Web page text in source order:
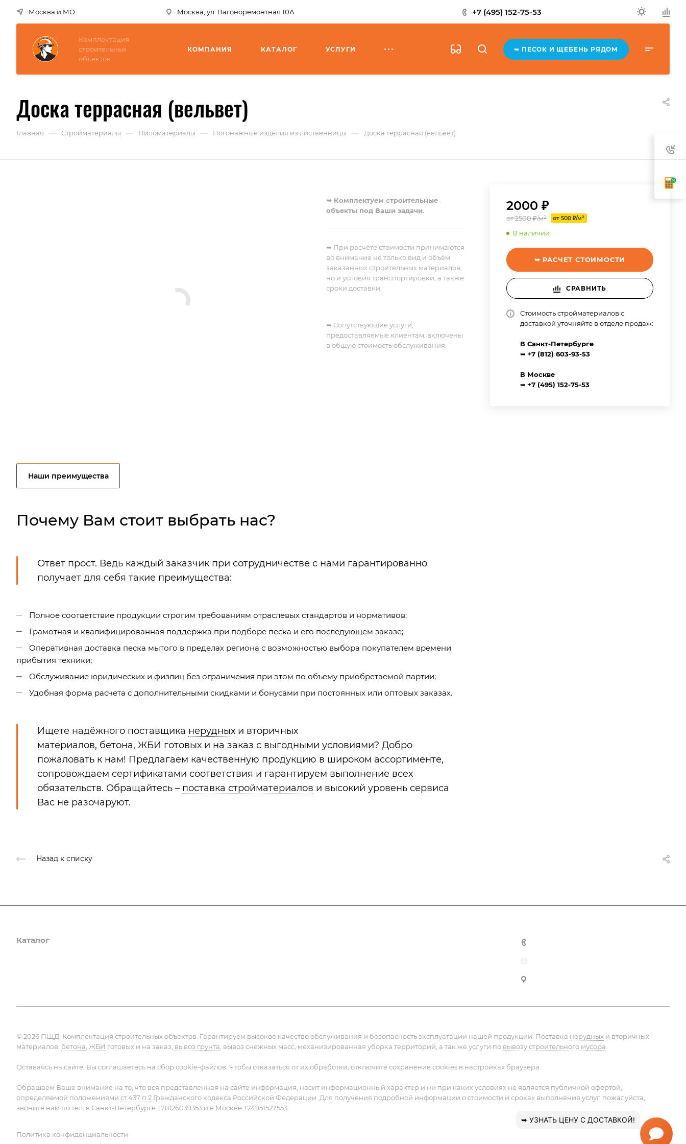
Москва и МО Москва, ул. Вагоноремонтная 10А +7 (495) 152-75-53
Комплектация
строительных
объектов
КОМПАНИЯ КАТАЛОГ УСЛУГИ ➥ ПЕСОК И ЩЕБЕНЬ РЯДОМ
Доска террасная (вельвет)
Главная — Стройматериалы — Пиломатериалы — Погонажные изделия из лиственницы — Доска террасная (вельвет)
2000 ₽
от 2500 ₽/м² от 500 ₽/м²
В наличии
➥ РАСЧЕТ СТОИМОСТИ
СРАВНИТЬ
Стоимость стройматериалов с
доставкой уточняйте в отделе продаж:
В Санкт-Петербурге
➥ +7 (812) 603-93-53
В Москве
➥ +7 (495) 152-75-53
➥ Комплектуем строительные
объекты под Ваши задачи.
➥ При расчёте стоимости принимаются
во внимание не только вид и объём
заказанных строительных материалов,
но и условия транспортировки, а также
сроки доставки.
➥ Сопутствующие услуги,
предоставляемые клиентам, включены
в общую стоимость обслуживания.
Наши преимущества
Почему Вам стоит выбрать нас?
Ответ прост. Ведь каждый заказчик при сотрудничестве с нами гарантированно
получает для себя такие преимущества:
Полное соответствие продукции строгим требованиям отраслевых стандартов и нормативов;
Грамотная и квалифицированная поддержка при подборе песка и его последующем заказе;
Оперативная доставка песка мытого в пределах региона с возможностью выбора покупателем времени
прибытия техники;
Обслуживание юридических и физлиц без ограничения при этом по объему приобретаемой партии;
Удобная форма расчета с дополнительными скидками и бонусами при постоянных или оптовых заказах.
Ищете надёжного поставщика нерудных и вторичных
материалов, бетона, ЖБИ готовых и на заказ с выгодными условиями? Добро
пожаловать к нам! Предлагаем качественную продукцию в широком ассортименте,
сопровождаем сертификатами соответствия и гарантируем выполнение всех
обязательств. Обращайтесь – поставка стройматериалов и высокий уровень сервиса
Вас не разочаруют.
Назад к списку
Каталог
© 2026 ПЩД: Комплектация строительных объектов . Гарантируем высокое качество обслуживания и безопасность эксплуатации нашей продукции. Поставка нерудных и вторичных
материалов, бетона ЖБИ готовых и на заказ, вывоз грунта , вывоз снежных масс, механизированная уборка территорий, а так же услуги по вывозу строительного мусора
Оставаясь на сайте, Вы соглашаетесь на сбор cookie-файлов. Чтобы отказаться от их обработки, отключите сохранение cookies в настройках браузера.
Обращаем Ваше внимание на то, что вся представленная на сайте информация, носит информационный характер и ни при каких условиях не является публичной офертой,
определяемой положениями ст.437 п.2 Гражданского кодекса Российской Федерации. Для получения подробной информации о стоимости и сроках выполнения услуг, пожалуйста,
звоните нам по тел. в Санкт-Петербурге +78126039353 и в Москве +74951527553
Политика конфиденциальности